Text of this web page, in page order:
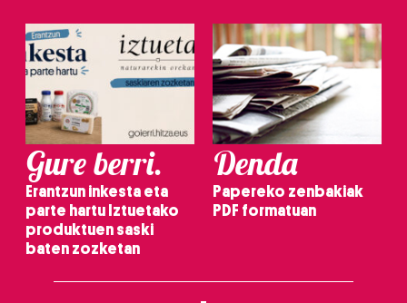
Gure berri.
Erantzun inkesta eta
parte hartu Iztuetako
produktuen saski
baten zozketan
Denda
Papereko zenbakiak
PDF formatuan